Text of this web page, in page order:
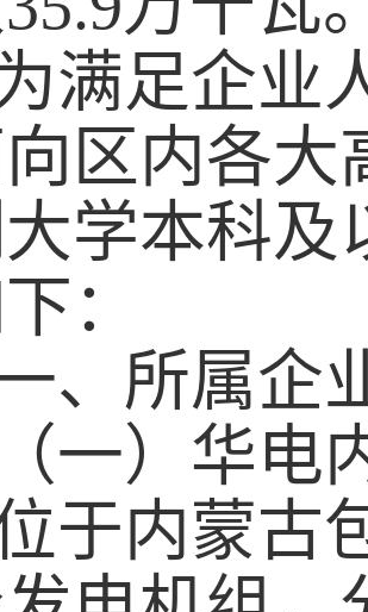
满足企业
区内各大
学本科及
：
、所属企
（一）华
于内蒙古